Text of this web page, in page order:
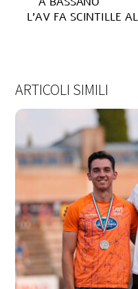
L’AV FA SCINTILLE
ARTICOLI SIMILI